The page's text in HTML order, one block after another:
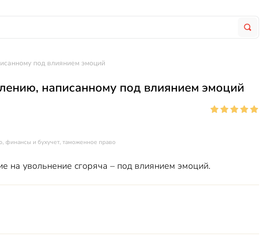
под влиянием эмоций
написанному под влиянием эмоций
финансы и бухучет, таможенное право
на увольнение сгоряча – под влиянием эмоций.